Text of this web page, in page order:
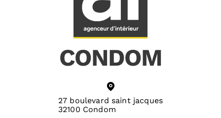
CONDOM
27 boulevard saint jacques
32100 Condom